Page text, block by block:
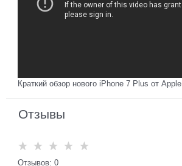
Краткий обзор нового iPhone 7 Plus от Apple
Отзывы
Отзывов: 0